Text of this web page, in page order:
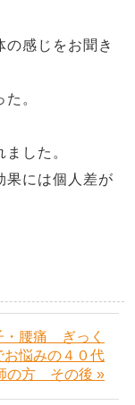
感じをお聞き
。
した。
果には個人差が
・腰痛 ぎっく
お悩みの４０代
の方 その後 »